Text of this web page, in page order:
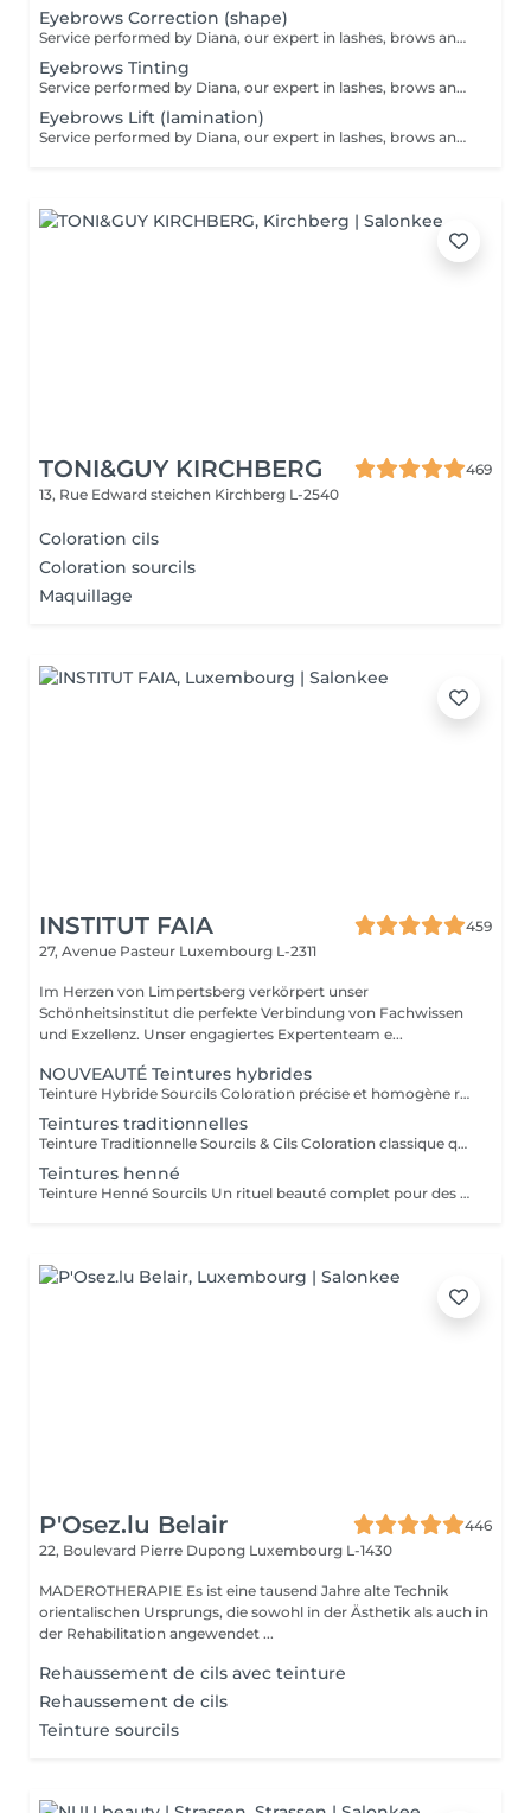
Eyebrows Correction (shape)
Service performed by Diana, our expert in lashes, brows and hair removal, with over 10 years of experience, ensuring precision and high-quality results.
Eyebrows Tinting
Service performed by Diana, our expert in lashes, brows and hair removal, with over 10 years of experience, ensuring precision and high-quality results.
Eyebrows Lift (lamination)
Service performed by Diana, our expert in lashes, brows and hair removal, with over 10 years of experience, ensuring precision and high-quality results.
TONI&GUY KIRCHBERG
469
13, Rue Edward steichen Kirchberg L-2540
Coloration cils
Coloration sourcils
Maquillage
INSTITUT FAIA
459
27, Avenue Pasteur Luxembourg L-2311
Im Herzen von Limpertsberg verkörpert unser
Schönheitsinstitut die perfekte Verbindung von Fachwissen
und Exzellenz. Unser engagiertes Expertenteam e...
NOUVEAUTÉ Teintures hybrides
Teinture Hybride Sourcils Coloration précise et homogène réalisée à l'airbrush qui colore à la fois la peau et le poil pour un effet maquillé longue durée. Avant la pose une restructuration complète est effectuée avec épilation au fil ou à la cire selon l'envie et le besoin de la cliente afin d'obtenir une ligne parfaitement dessinée. Tenue sur la peau jusqu'à 10 jours Tenue sur le poil jusqu'à 6 à 7 semaines Disponible en plusieurs teintes pour s'adapter à chaque carnation. Compatible avec le Browlift pour des sourcils plus denses, structurés et naturellement sublimés.
Teintures traditionnelles
Teinture Traditionnelle Sourcils & Cils Coloration classique qui intensifie la couleur naturelle des poils pour un regard plus profond et structuré. Tenue sur la peau 1 à 2 jours Tenue sur le poil jusqu'à 4 semaines Disponible en plusieurs teintes pour s'adapter à chaque carnation et couleur de poils. Compatible avec le Brow Lift et le Rehaussement de Cils pour un résultat harmonieux et durable. Il est également possible d'ajouter un soin à la kératine qui nourrit et hydrate en profondeur le poil du sourcil et du cil pour un fini plus doux, brillant et renforcé.
Teintures henné
Teinture Henné Sourcils Un rituel beauté complet pour des sourcils parfaitement dessinés et naturellement sublimés. La teinture au henné colore à la fois la peau et le poil offrant un effet maquillé et structuré sans maquillage. Avant la pose une restructuration sur mesure est réalisée, prise précise des points de mesure puis épilation au fil ou à la cire pour redéfinir harmonieusement la ligne du sourcil. Tenue sur la peau jusqu'à 10 jours Tenue sur le poil jusqu'à 5 semaines Disponible en plusieurs teintes adaptées à chaque carnation. Le résultat, des sourcils nets, équilibrés et intensément mis en valeur avec un rendu naturel et soigné.
P'Osez.lu Belair
446
22, Boulevard Pierre Dupong Luxembourg L-1430
MADEROTHERAPIE Es ist eine tausend Jahre alte Technik
orientalischen Ursprungs, die sowohl in der Ästhetik als auch in
der Rehabilitation angewendet ...
Rehaussement de cils avec teinture
Rehaussement de cils
Teinture sourcils